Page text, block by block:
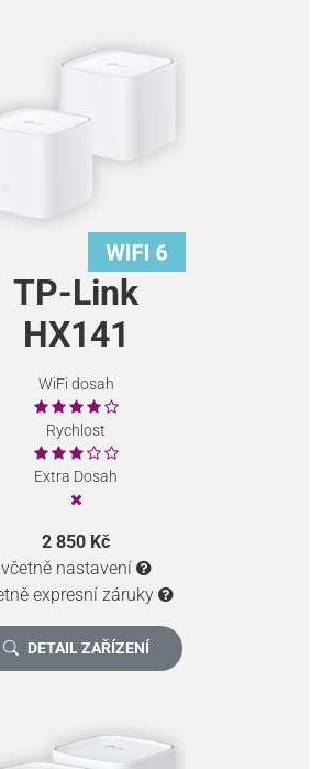
TP-Link
HX141
WiFi dosah
Rychlost
Extra Dosah
2 850 Kč
včetně nastavení
expresní záruky
DETAIL ZAŘÍZENÍ